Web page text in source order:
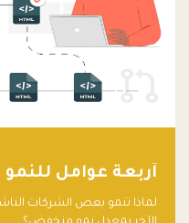
آربعة عوامل
لماذا تنمو بعض الشركات